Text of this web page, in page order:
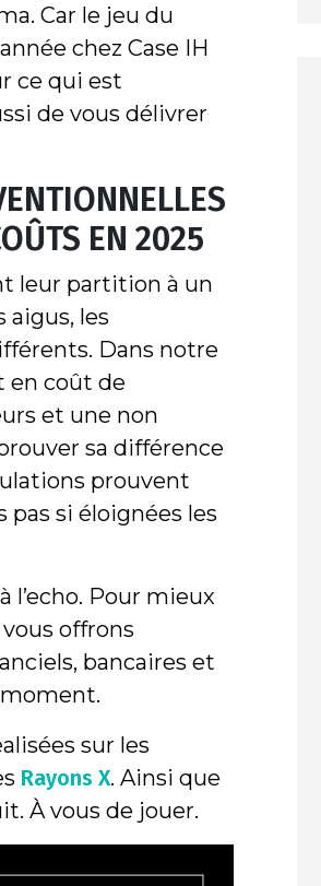
Car le jeu du
chez Case IH
ce qui est
de vous délivrer
EN 2025
leur partition à un
aigus, les
Dans notre
en coût de
et une non
sa différence
prouvent
pas si éloignées les
l’echo. Pour mieux
offrons
bancaires et
sur les
Rayons X. Ainsi que
À vous de jouer.